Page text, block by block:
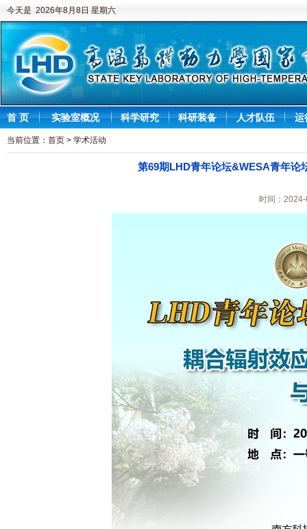
今天是 2026年8月8日 星期六
首 页 实验室概况 科学研究 科研装备 人才队伍 运
当前位置： 首页 > 学术活动
第69期LHD青年论坛&WESA青年论
时间：